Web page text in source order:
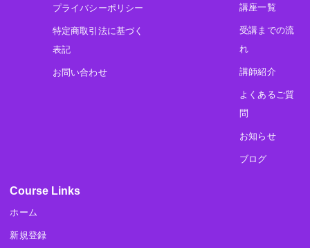
プライバシーポリシー
特定商取引法に基づく
表記
お問い合わせ
講座一覧
受講までの流
れ
講師紹介
よくあるご質
問
お知らせ
ブログ
Course Links
ホーム
新規登録